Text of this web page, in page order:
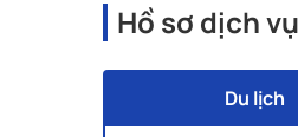
Hồ sơ dịch
Du lịch